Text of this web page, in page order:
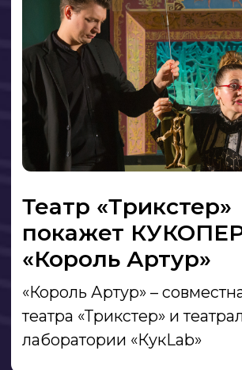
О театре Команда Проекты
Ивенты Трикстер лофт
Спектакли Заказчикам
Посмотреть подкасты